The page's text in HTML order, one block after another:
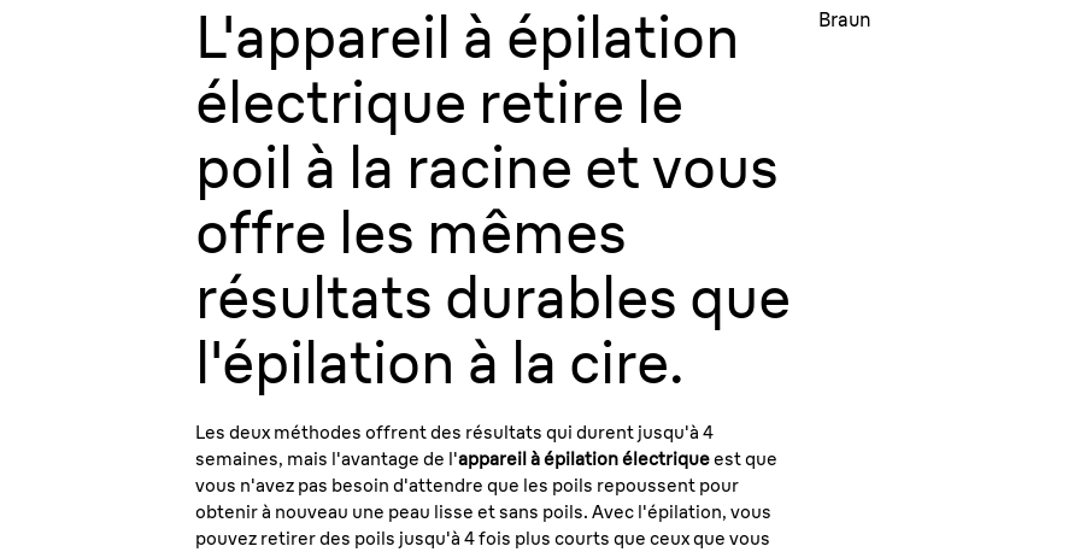
L'appareil à épilation
électrique retire le
poil à la racine et vous
offre les mêmes
résultats durables que
l'épilation à la cire.
Les deux méthodes offrent des résultats qui durent jusqu'à 4
semaines, mais l'avantage de l'appareil à épilation électriqueest que
vous n'avez pas besoin d'attendre que les poils repoussent pour
obtenir à nouveau une peau lisse et sans poils. Avec l'épilation, vous
pouvez retirer des poils jusqu'à 4 fois plus courts que ceux que vous
Braun